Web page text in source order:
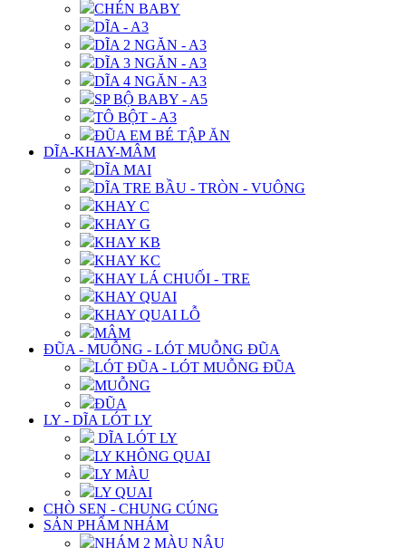
CHÉN BABY
DĨA - A3
DĨA 2 NGĂN - A3
DĨA 3 NGĂN - A3
DĨA 4 NGĂN - A3
SP BỘ BABY - A5
TÔ BỘT - A3
ĐŨA EM BÉ TẬP ĂN
DĨA-KHAY-MÂM
DĨA MAI
DĨA TRE BẦU - TRÒN - VUÔNG
KHAY C
KHAY G
KHAY KB
KHAY KC
KHAY LÁ CHUỐI - TRE
KHAY QUAI
KHAY QUAI LỖ
MÂM
ĐŨA - MUỖNG - LÓT MUỖNG ĐŨA
LÓT ĐŨA - LÓT MUỖNG ĐŨA
MUỖNG
ĐŨA
LY - DĨA LÓT LY
DĨA LÓT LY
LY KHÔNG QUAI
LY MÀU
LY QUAI
CHÒ SEN - CHUNG CÚNG
SẢN PHẨM NHÁM
NHÁM 2 MÀU NÂU